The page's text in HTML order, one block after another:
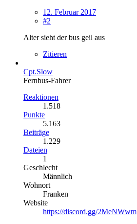
12. Februar 2017
#2
Alter sieht der bus geil aus
Zitieren
Cpt.Slow
Fernbus-Fahrer
Reaktionen
1.518
Punkte
5.163
Beiträge
1.229
Dateien
1
Geschlecht
Männlich
Wohnort
Franken
Website
https://discord.gg/2MeNWwm